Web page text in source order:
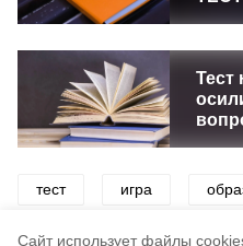
Cайт использует файлы
Тест
тест игра
интеллект викторины